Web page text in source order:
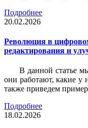
Подробнее
20.02.2026
Революция в
редактирования и
В данной статье
они работают, какие у
также приведем
Подробнее
18.02.2026